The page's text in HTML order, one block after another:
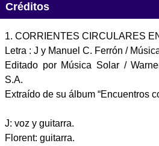
Créditos
1. CORRIENTES CIRCULARES
Letra : J y Manuel C. Ferrón /
Editado por Música Solar /
S.A.
Extraído de su álbum “Encuentros
J: voz y guitarra.
Florent: guitarra.